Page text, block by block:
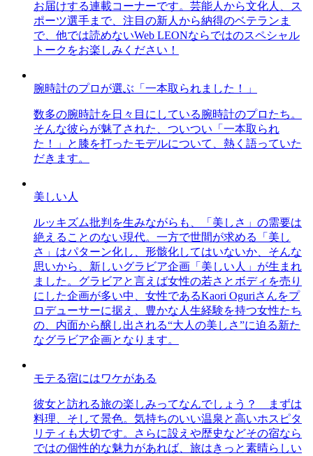
お届けする連載コーナーです。芸能人から文化人、ス
ポーツ選手まで、注目の新人から納得のベテランま
で、他では読めないWeb LEONならではのスペシャル
トークをお楽しみください！
腕時計のプロが選ぶ「一本取られました！」
数多の腕時計を日々目にしている腕時計のプロたち。
そんな彼らが魅了された、ついつい「一本取られ
た！」と膝を打ったモデルについて、熱く語っていた
だきます。
美しい人
ルッキズム批判を生みながらも、「美しさ」の需要は
絶えることのない現代。一方で世間が求める「美し
さ」はパターン化し、形骸化してはいないか、そんな
思いから、新しいグラビア企画「美しい人」が生まれ
ました。グラビアと言えば女性の若さとボディを売り
にした企画が多い中、女性であるKaori Oguriさんをプ
ロデューサーに据え、豊かな人生経験を持つ女性たち
の、内面から醸し出される“大人の美しさ”に迫る新た
なグラビア企画となります。
モテる宿にはワケがある
彼女と訪れる旅の楽しみってなんでしょう？ まずは
料理、そして景色。気持ちのいい温泉と高いホスピタ
リティも大切です。さらに設えや歴史などその宿なら
ではの個性的な魅力があれば、旅はきっと素晴らしい